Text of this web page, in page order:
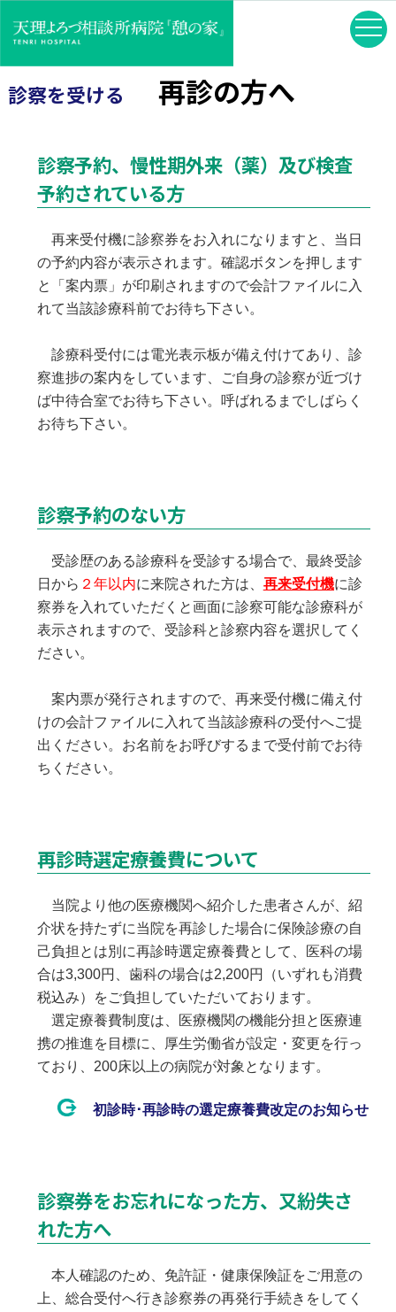
診察を受ける 再診の方へ
診察予約、慢性期外来（薬）及び検査
予約されている方
再来受付機に診察券をお入れになりますと、当日
の予約内容が表示されます。確認ボタンを押します
と「案内票」が印刷されますので会計ファイルに入
れて当該診療科前でお待ち下さい。
診療科受付には電光表示板が備え付けてあり、診
察進捗の案内をしています、ご自身の診察が近づけ
ば中待合室でお待ち下さい。呼ばれるまでしばらく
お待ち下さい。
診察予約のない方
受診歴のある診療科を受診する場合で、最終受診
日から ２年以内に来院された方は、 再来受付機に診
察券を入れていただくと画面に診察可能な診療科が
表示されますので、受診科と診察内容を選択してく
ださい。
案内票が発行されますので、再来受付機に備え付
けの会計ファイルに入れて当該診療科の受付へご提
出ください。お名前をお呼びするまで受付前でお待
ちください。
再診時選定療養費について
当院より他の医療機関へ紹介した患者さんが、紹
介状を持たずに当院を再診した場合に保険診療の自
己負担とは別に再診時選定療養費として、医科の場
合は3,300円、歯科の場合は2,200円（いずれも消費
税込み）をご負担していただいております。
選定療養費制度は、医療機関の機能分担と医療連
携の推進を目標に、厚生労働省が設定・変更を行っ
ており、200床以上の病院が対象となります。
初診時･再診時の選定療養費改定のお知らせ
診察券をお忘れになった方、又紛失さ
れた方へ
本人確認のため、免許証・健康保険証をご用意の
上、総合受付へ行き診察券の再発行手続きをしてく